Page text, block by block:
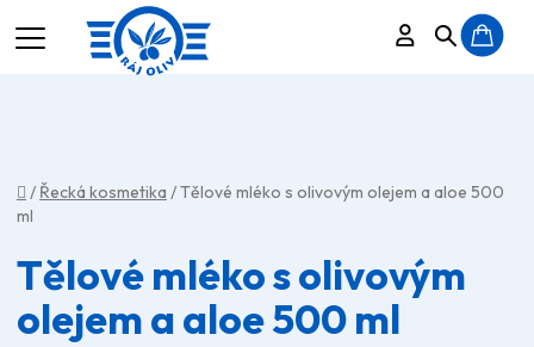
Přihlášení
Hledat
Domů
/ Řecká kosmetika /Tělové mléko s olivovým olejem a aloe 500
ml
Tělové mléko s olivovým
olejem a aloe 500 ml